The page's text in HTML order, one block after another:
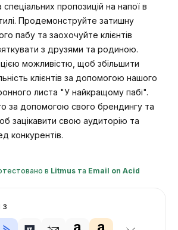
пропозицій на напої в
Продемонструйте затишну
пабу та заохочуйте клієнтів
з друзями та родиною.
можливістю, щоб збільшити
клієнтів за допомогою нашого
листа "У найкращому пабі".
за допомогою свого брендингу та
зацікавити свою аудиторію та
конкурентів.
в Litmusта Email on Acid
з